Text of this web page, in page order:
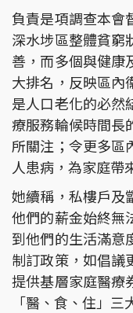
負責是項調查本會
深水埗區整體貧窮
善，而多個與健康
大排名，反映區內
是人口老化的必然
療服務輪候時間長
所關注；令更多區
人患病，為家庭帶
她續稱，私樓戶及
他們的薪金始終無
到他們的生活滿意
制訂政策，如倡議
提供基層家庭醫療
「醫、食、住」